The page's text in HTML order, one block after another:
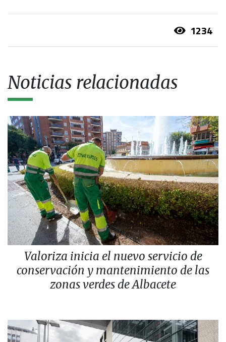
1234
Noticias relacionadas
Valoriza inicia el nuevo servicio de
conservación y mantenimiento de las
zonas verdes de Albacete